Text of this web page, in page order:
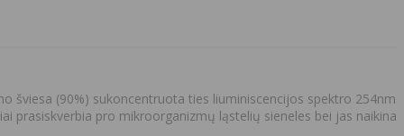
šviesa (90%) sukoncentruota ties liuminiscencijos spektro 254nm
prasiskverbia pro mikroorganizmų ląstelių sieneles bei jas naikina